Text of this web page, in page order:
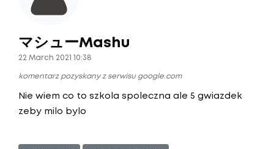
マシューMashu
22 March 2021 10:38
komentarz pozyskany z serwisu google.com
Nie wiem co to szkola spoleczna ale 5 gwiazdek
zeby milo bylo